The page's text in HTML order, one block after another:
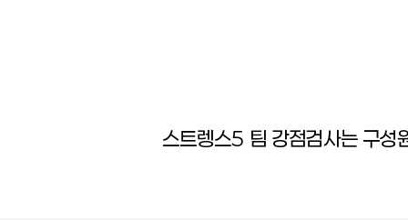
스트렝스5 팀 강점검사는 구성